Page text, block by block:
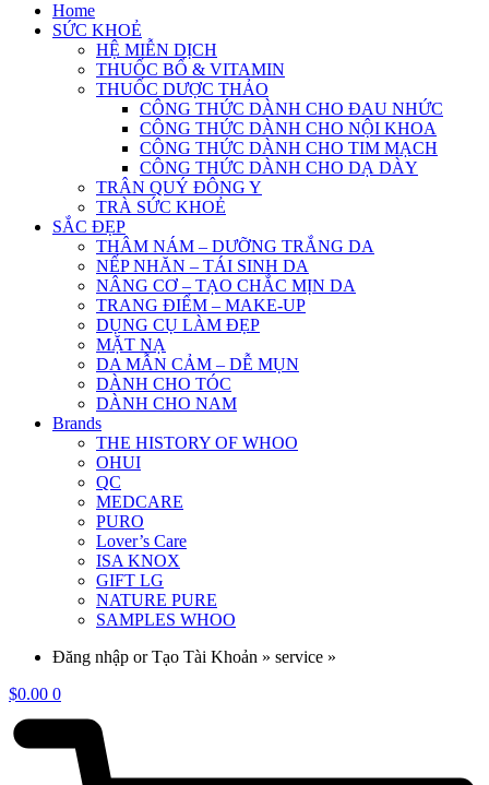
Home
SỨC KHOẺ
HỆ MIỄN DỊCH
THUỐC BỔ & VITAMIN
THUỐC DƯỢC THẢO
CÔNG THỨC DÀNH CHO ĐAU NHỨC
CÔNG THỨC DÀNH CHO NỘI KHOA
CÔNG THỨC DÀNH CHO TIM MẠCH
CÔNG THỨC DÀNH CHO DẠ DÀY
TRÂN QUÝ ĐÔNG Y
TRÀ SỨC KHOẺ
SẮC ĐẸP
THÂM NÁM – DƯỠNG TRẮNG DA
NẾP NHĂN – TÁI SINH DA
NÂNG CƠ – TẠO CHẮC MỊN DA
TRANG ĐIỂM – MAKE-UP
DỤNG CỤ LÀM ĐẸP
MẶT NẠ
DA MẪN CẢM – DỄ MỤN
DÀNH CHO TÓC
DÀNH CHO NAM
Brands
THE HISTORY OF WHOO
OHUI
QC
MEDCARE
PURO
Lover’s Care
ISA KNOX
GIFT LG
NATURE PURE
SAMPLES WHOO
Đăng nhập or Tạo Tài Khoản » service »
$0.00 0